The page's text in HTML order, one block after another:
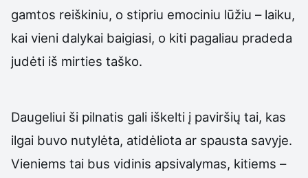
gamtos reiškiniu, o stipriu emociniu lūžiu – laiku,
kai vieni dalykai baigiasi, o kiti pagaliau pradeda
judėti iš mirties taško.
Daugeliui ši pilnatis gali iškelti į paviršių tai, kas
ilgai buvo nutylėta, atidėliota ar spausta savyje.
Vieniems tai bus vidinis apsivalymas, kitiems –